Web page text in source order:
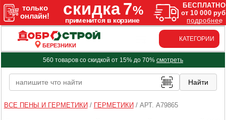
БЕРЕЗНИКИ
КАТЕГОРИИ
560 товаров со скидкой от 15% до 70% смотреть
ВСЕ ПЕНЫ И ГЕРМЕТИКИ / ГЕРМЕТИКИ / АРТ. A79865